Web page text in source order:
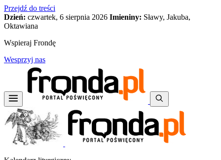
Przejdź do treści
Dzień: czwartek, 6 sierpnia 2026 Imieniny: Sławy, Jakuba,
Oktawiana
Wspieraj Frondę
Wesprzyj nas